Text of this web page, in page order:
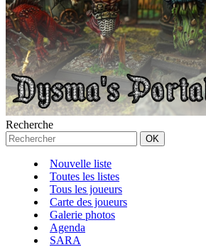
Recherche
Nouvelle liste
Toutes les listes
Tous les joueurs
Carte des joueurs
Galerie photos
Agenda
SARA